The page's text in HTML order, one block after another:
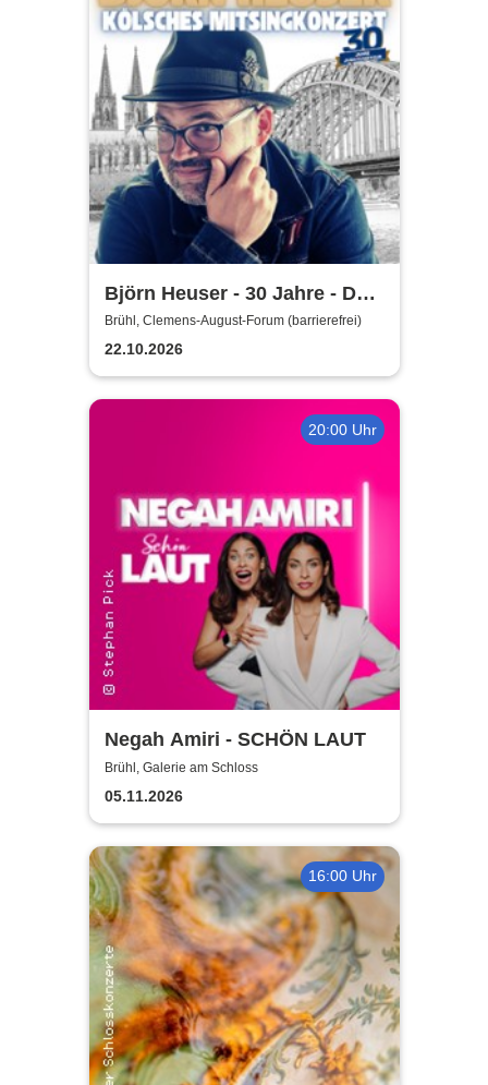
Björn Heuser - 30 Jahre - Das
Jubiläumskonzert
Brühl, Clemens-August-Forum (barrierefrei)
22.10.2026
20:00 Uhr
Negah Amiri - SCHÖN LAUT
Brühl, Galerie am Schloss
05.11.2026
16:00 Uhr